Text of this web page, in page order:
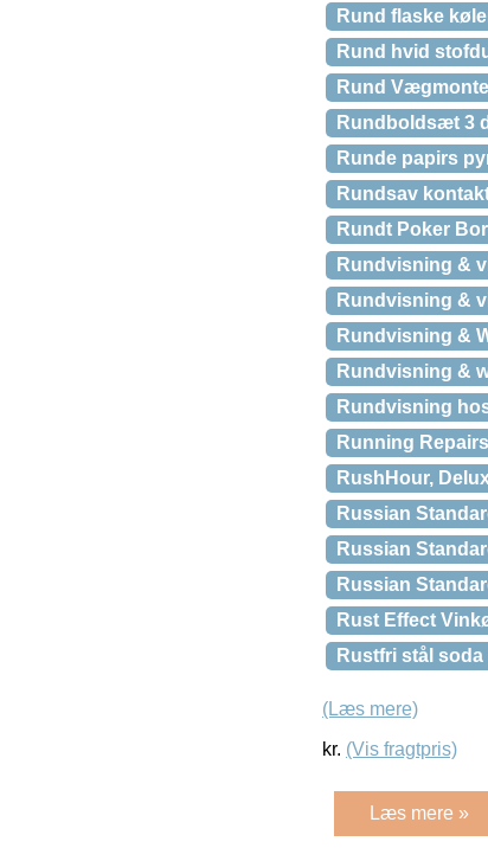
Rund flaske
Rund hvid
Rund
Rundboldsæt 3
Runde papirs
Rundsav
Rundt Poker
Rundvisning &
Rundvisning &
Rundvisning &
Rundvisning &
Rundvisning
Running
RushHour,
Russian
Russian
Russian
Rust Effect
Rustfri stål
(Læs mere)
kr. (Vis fragtpris)
Læs mere »